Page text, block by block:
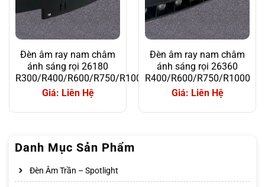
Đèn âm ray nam châm
ánh sáng rọi 26180
R300/R400/R600/R750/R1000
Giá: Liên Hệ
Đèn âm ray nam châm
ánh sáng rọi 26360
R400/R600/R750/R1000
Giá: Liên Hệ
Danh Mục Sản Phẩm
Đèn Âm Trần – Spotlight